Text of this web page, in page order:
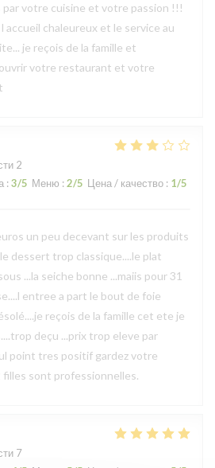
par votre cuisine et votre passion !!!
accueil chaleureux et le service au
je reçois de la famille et
votre restaurant et votre
2
: 3/5 Меню : 2/5 Цена / качество : 1/5
un peu decevant sur les produits
dessert trop classique....le plat
...la seiche bonne ...maiis pour 31
entree a part le bout de foie
reçois de la famille cet ete je
deçu ...prix trop eleve par
point tres positif gardez votre
filles sont professionnelles.
7